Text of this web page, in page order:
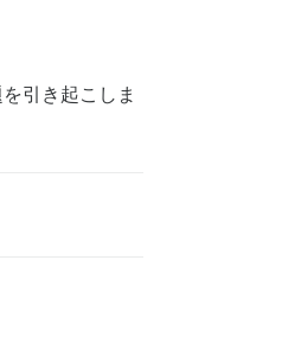
引き起こしま